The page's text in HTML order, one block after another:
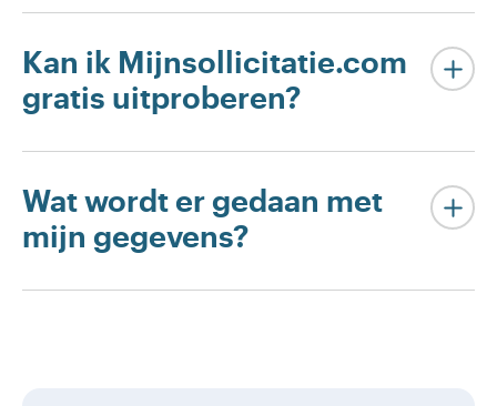
Kan ik Mijnsollicitatie.com
gratis uitproberen?
Wat wordt er gedaan met
mijn gegevens?